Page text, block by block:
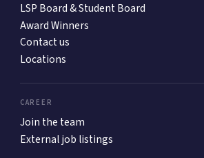
LSP Board & Student Board
Award Winners
Contact us
Locations
CAREER
Join the team
External job listings